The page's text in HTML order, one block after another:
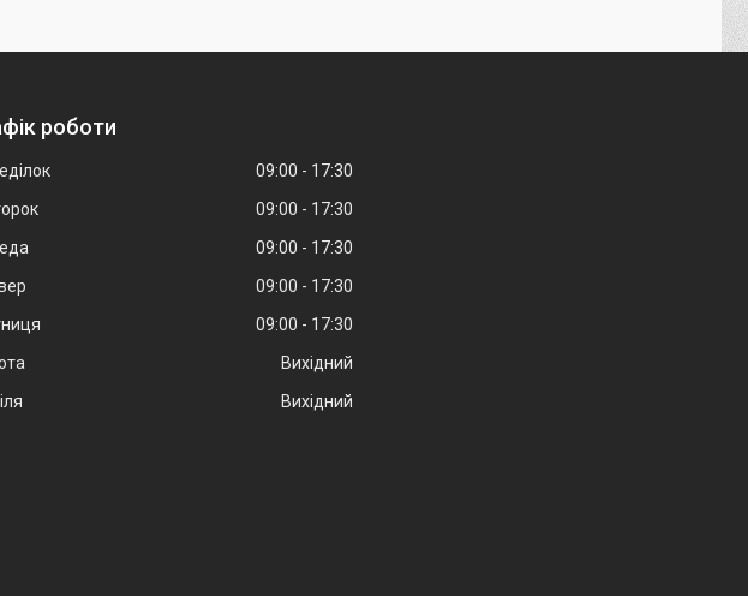
роботи
09:00
17:30
09:00
17:30
09:00
17:30
09:00
17:30
09:00
17:30
Вихідний
Вихідний